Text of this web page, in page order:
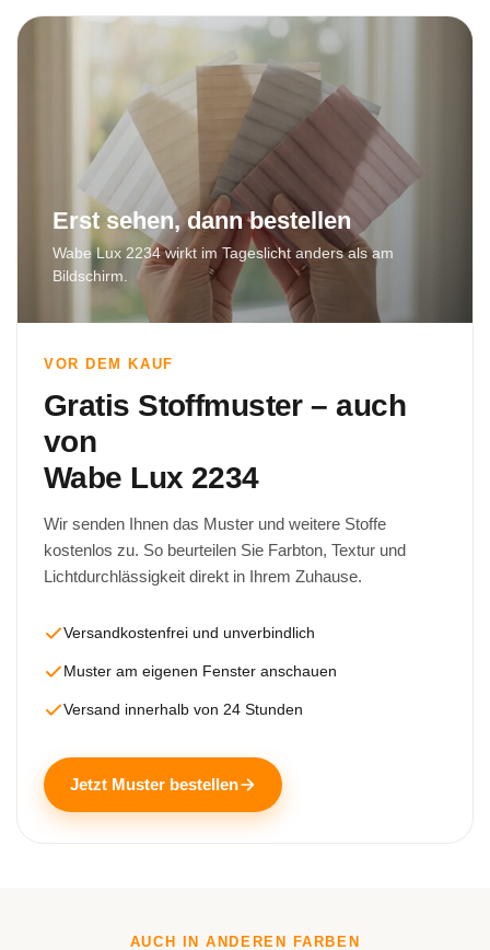
Erst sehen, dann bestellen
Wabe Lux 2234 wirkt im Tageslicht anders als am
Bildschirm.
VOR DEM KAUF
Gratis Stoffmuster – auch
von
Wabe Lux 2234
Wir senden Ihnen das Muster und weitere Stoffe
kostenlos zu. So beurteilen Sie Farbton, Textur und
Lichtdurchlässigkeit direkt in Ihrem Zuhause.
Versandkostenfrei und unverbindlich
Muster am eigenen Fenster anschauen
Versand innerhalb von 24 Stunden
Jetzt Muster bestellen
AUCH IN ANDEREN FARBEN